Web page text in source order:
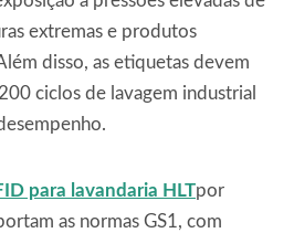
extremas e produtos
disso, as etiquetas devem
ciclos de lavagem industrial
para lavandaria HLTpor
as normas GS1, com